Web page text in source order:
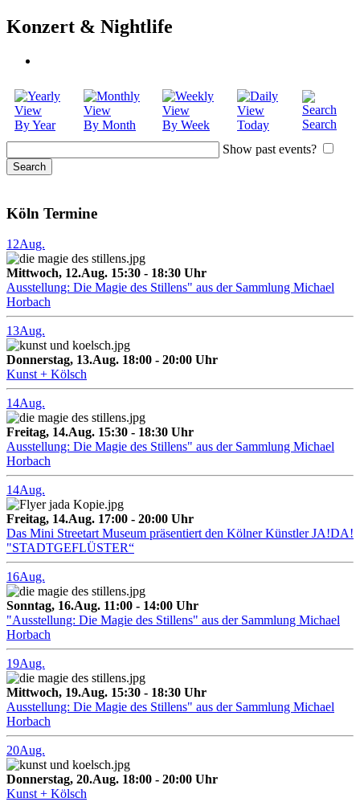
Konzert & Nightlife
By Year By Month By Week Today
Search
Show past events?
Köln Termine
12Aug.
Mittwoch, 12.Aug. 15:30 - 18:30 Uhr
Ausstellung: Die Magie des Stillens" aus der Sammlung Michael
Horbach
13Aug.
Donnerstag, 13.Aug. 18:00 - 20:00 Uhr
Kunst + Kölsch
14Aug.
Freitag, 14.Aug. 15:30 - 18:30 Uhr
Ausstellung: Die Magie des Stillens" aus der Sammlung Michael
Horbach
14Aug.
Freitag, 14.Aug. 17:00 - 20:00 Uhr
Das Mini Streetart Museum präsentiert den Kölner Künstler JA!DA!
"STADTGEFLÜSTER“
16Aug.
Sonntag, 16.Aug. 11:00 - 14:00 Uhr
"Ausstellung: Die Magie des Stillens" aus der Sammlung Michael
Horbach
19Aug.
Mittwoch, 19.Aug. 15:30 - 18:30 Uhr
Ausstellung: Die Magie des Stillens" aus der Sammlung Michael
Horbach
20Aug.
Donnerstag, 20.Aug. 18:00 - 20:00 Uhr
Kunst + Kölsch